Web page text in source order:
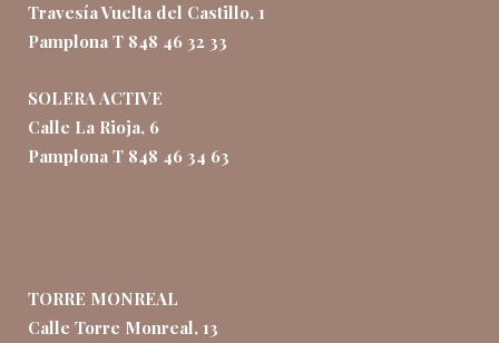
Travesía Vuelta del Castillo, 1
Pamplona T 848 46 32 33
SOLERA ACTIVE
Calle La Rioja, 6
Pamplona T 848 46 34 63
TORRE MONREAL
Calle Torre Monreal, 13